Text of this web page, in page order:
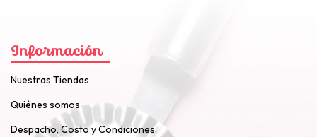
Información
Nuestras Tiendas
Quiénes somos
Despacho, Costo y Condiciones.